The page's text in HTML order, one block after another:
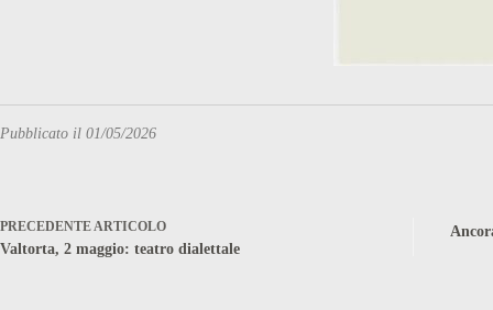
Pubblicato il 01/05/2026
PRECEDENTEARTICOLO
Valtorta, 2 maggio: teatro dialettale